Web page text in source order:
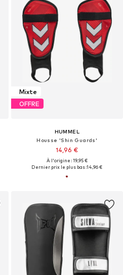
Mixte
OFFRE
HUMMEL
Housse 'Shin Guards'
14,96 €
À l'origine : 19,95 €
Dernier prix le plus bas :14,96 €